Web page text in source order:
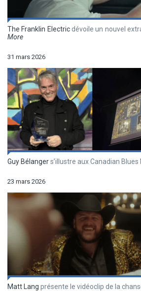
The Franklin Electricdévoile un nouvel
More
31 mars 2026
Guy Bélangers’illustre aux Canadian
23 mars 2026
Matt Lang présente le vidéoclip de la